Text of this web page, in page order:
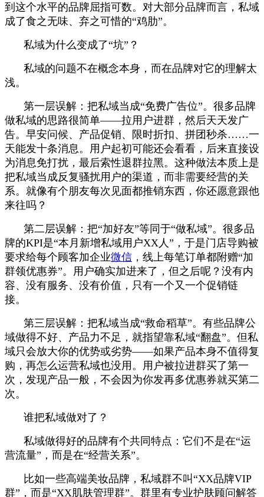
到这个水平的品牌屈指可数。对大部分品牌而言，私域
成了食之无味、弃之可惜的“鸡肋”。
私域为什么变成了“坑”？
私域的问题不在概念本身，而在品牌对它的理解太
浅。
第一层误解：把私域当成“免费广告位”。很多品牌
做私域的思路很简单——拉用户进群，然后天天发广
告。早安问候、产品促销、限时折扣、拼团秒杀……一
天能发十条消息。用户起初可能还会看看，后来直接设
为消息免打扰，最后索性退群拉黑。这种做法本质上是
把私域当成反复骚扰用户的渠道，而非需要经营的关
系。就像有个朋友每次见面都推销东西，你还愿意跟他
来往吗？
第二层误解：把“加好友”等同于“做私域”。很多品
牌的KPI是“本月新增私域用户XX人”，于是门店导购被
要求给每个顾客加企业微信 ，线上每笔订单都附赠“加
群领优惠券”。用户确实加进来了，但之后呢？没有内
容、没有服务、没有价值，只有一个又一个促销链
接。
第三层误解：把私域当成“救命稻草”。有些品牌公
域做得不好、产品力不足，就指望靠私域“翻盘”。但私
域只会放大你的优势或劣势——如果产品本身不值得复
购，再怎么运营私域也没用。用户被拉进群买了第一
次，发现产品一般，不会因为你发再多优惠券就买第二
次。
谁把私域做对了？
私域做得好的品牌有个共同特点：它们不是在“运
营流量”，而是在“经营关系”。
比如一些高端美妆品牌，私域群不叫“XX品牌VIP
群”，而是“XX肌肤管理群”。群里有专业护肤顾问解答